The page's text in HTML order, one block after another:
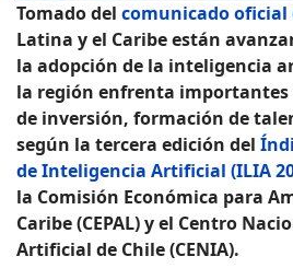
Tomado del comunicado oficial
Latina y el Caribe están
la adopción de la inteligencia
la región enfrenta importantes
de inversión, formación de
según la tercera edición del
de Inteligencia Artificial (ILIA
la Comisión Económica para
Caribe (CEPAL) y el Centro
Artificial de Chile (CENIA).